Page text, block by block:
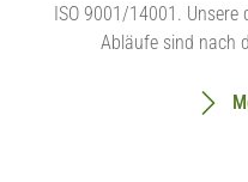
ISO 9001/14001.
Abläufe sind nach